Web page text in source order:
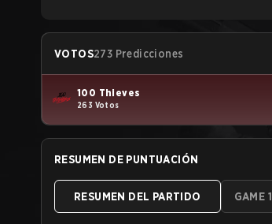
VOTOS273 Predicciones
100 Thieves
263 Votos
RESUMEN DE PUNTUACIÓN
RESUMEN DEL PARTIDO GAME 1